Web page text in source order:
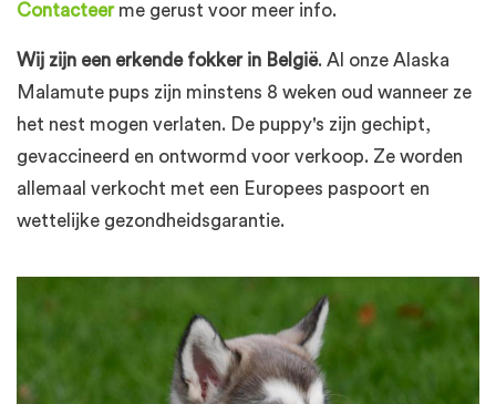
Contacteerme gerust voor meer info.
Wij zijn een erkende fokker in België. Al onze Alaska
Malamute pups zijn minstens 8 weken oud wanneer ze
het nest mogen verlaten. De puppy's zijn gechipt,
gevaccineerd en ontwormd voor verkoop. Ze worden
allemaal verkocht met een Europees paspoort en
wettelijke gezondheidsgarantie.